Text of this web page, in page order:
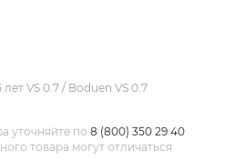
VS 0.7 / Boduen VS 0.7
уточняйте по 8 (800) 350 29 40
товара могут отличаться